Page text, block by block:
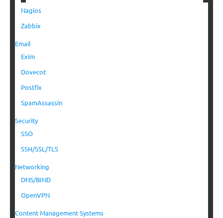
Nagios
Zabbix
Email
Exim
Dovecot
Postfix
SpamAssassin
Security
SSO
SSH/SSL/TLS
Networking
DNS/BIND
OpenVPN
Content Management Systems